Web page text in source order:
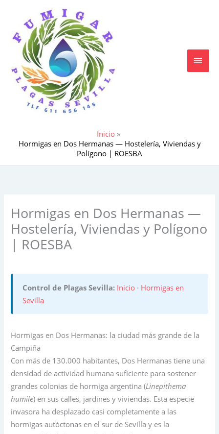
contenido
Inicio
Hormigas en Dos Hermanas — Hostelería, Viviendas y
Polígono | ROESBA
Hormigas en Dos Hermanas —
Hostelería, Viviendas y Polígono
| ROESBA
Control de Plagas Sevilla: Inicio · Hormigas en
Sevilla
Hormigas en Dos Hermanas: la ciudad más grande de la
Campiña
Con más de 130.000 habitantes, Dos Hermanas tiene una
densidad de actividad humana suficiente para sostener
grandes colonias de hormiga argentina (Linepithema
humile) en sus calles, jardines y viviendas. Esta especie
invasora ha desplazado casi completamente a las
hormigas autóctonas en el sur de Sevilla y es la